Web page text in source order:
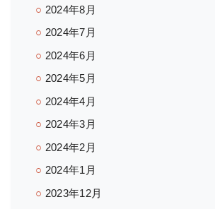
2024年8月
2024年7月
2024年6月
2024年5月
2024年4月
2024年3月
2024年2月
2024年1月
2023年12月